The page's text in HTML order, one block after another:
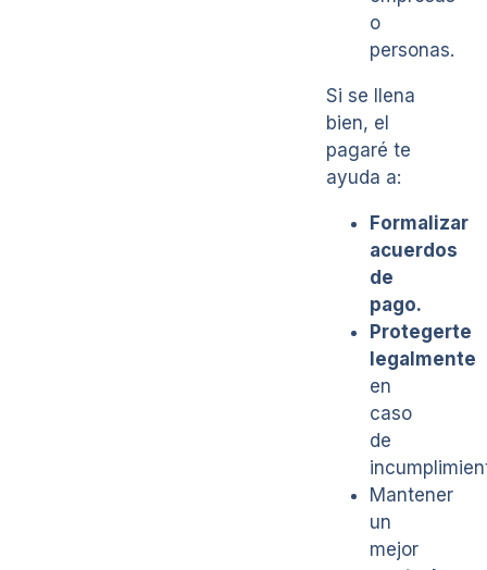
o
personas.
Si se llena
bien, el
pagaré te
ayuda a:
Formalizar
acuerdos
de
pago.
Protegerte
legalmente
en
caso
de
Mantener
un
mejor